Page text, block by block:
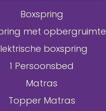
Boxspring
met opbergruimte
boxspring
1 Persoonsbed
Matras
Topper Matras